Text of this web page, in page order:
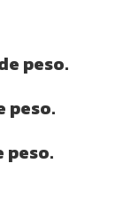
peso.
peso.
peso.